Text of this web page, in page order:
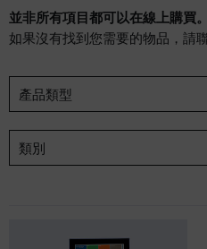
並非所有項目都可以在線上購買。
如果沒有找到您需要的物品，請
產品類型
類別